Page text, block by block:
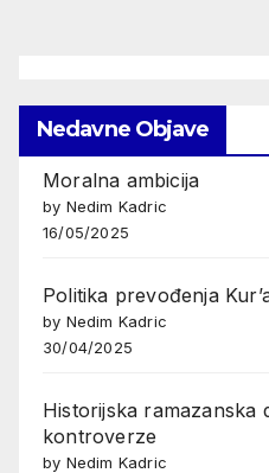
Nedavne Objave
Moralna ambicija
by Nedim Kadric
16/05/2025
Politika prevođenja
by Nedim Kadric
30/04/2025
Historijska ramazanska
kontroverze
by Nedim Kadric